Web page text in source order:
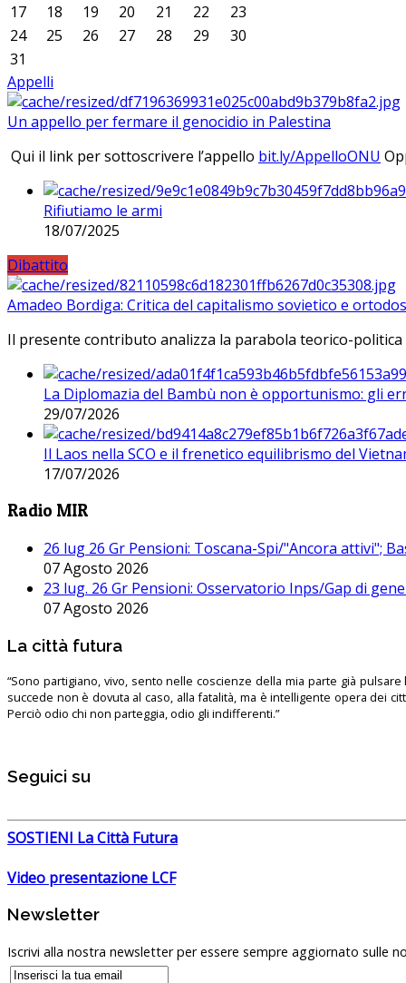
17
18 19 20 21 22
23
24
25 26 27 28 29
30
31
Appelli
Un appello per fermare il genocidio in Palestina
Qui il link per sottoscrivere l’appello bit.ly/AppelloONU
Rifiutiamo le armi
18/07/2025
Dibattito
Amadeo Bordiga: Critica del capitalismo sovietico e
Il presente contributo analizza la parabola teorico-
La Diplomazia del Bambù non è opportunismo: gli
29/07/2026
Il Laos nella SCO e il frenetico equilibrismo del
17/07/2026
Radio MIR
26 lug 26 Gr Pensioni: Toscana-Spi/"Ancora attivi";
07 Agosto 2026
23 lug. 26 Gr Pensioni: Osservatorio Inps/Gap di
07 Agosto 2026
La città futura
“Sono partigiano, vivo, sento nelle coscienze della mia parte già pulsare
succede non è dovuta al caso, alla fatalità, ma è intelligente opera dei
Perciò odio chi non parteggia, odio gli indifferenti.”
Seguici su
SOSTIENI La Città Futura
Video presentazione LCF
Newsletter
Iscrivi alla nostra newsletter per essere sempre aggiornato sulle